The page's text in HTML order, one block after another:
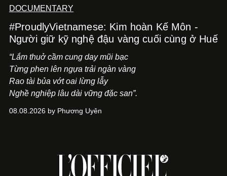
DOCUMENTARY
#ProudlyVietnamese: Kim hoàn Kế Môn -
Người giữ kỹ nghệ đậu vàng cuối cùng ở Huế
“Lắm thuở cầm cung day mũi bạc
Từng phen lên ngựa trải ngàn vàng
Rao tài bủa vớt oai lừng lẫy
Nghề nghiệp lâu dài vững đặc san”.
08.08.2026 by Phương Uyên